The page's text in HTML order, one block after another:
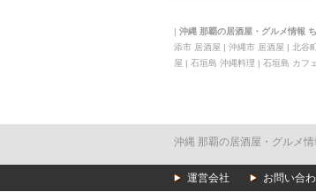
| 沖縄 那覇の居酒屋・グルメ情報
添市 居酒屋 | 沖縄市 居酒屋 | 北谷
屋 | 石垣島 沖縄料理 | 石垣島 カフェ
沖縄 那覇の居酒屋・グルメ
運営会社 お問い合